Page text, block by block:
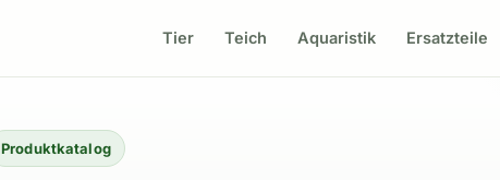
Tier Teich Aquaristik Ersatzteile
Produktkatalog